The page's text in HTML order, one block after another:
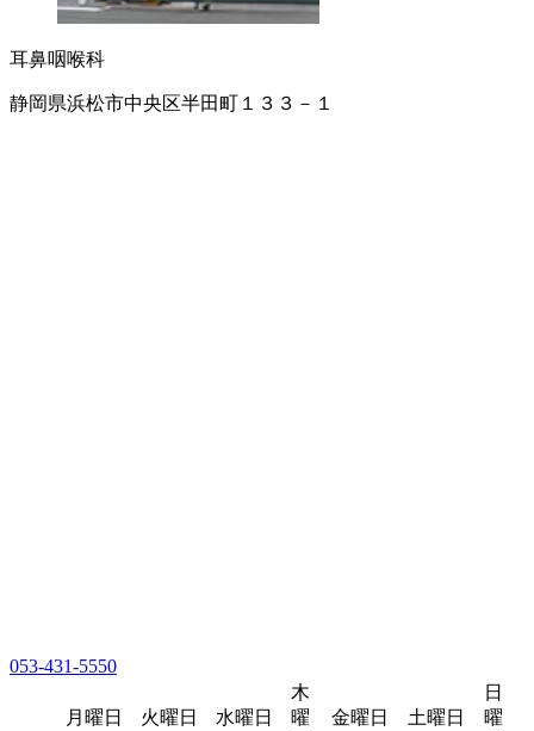
耳鼻咽喉科
静岡県浜松市中央区半田町１３３－１
053-431-5550
月曜日 火曜日 水曜日
木
曜
金曜日 土曜日
日
曜